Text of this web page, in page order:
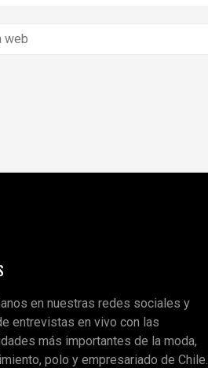
en nuestras redes sociales y
entrevistas en vivo con las
más importantes de la moda,
polo y empresariado de Chile.